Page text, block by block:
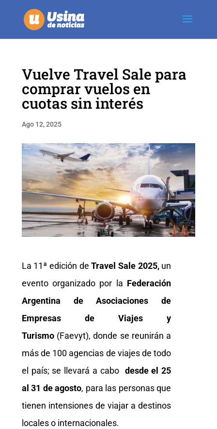
Vuelve Travel Sale para
comprar vuelos en
cuotas sin interés
Ago 12, 2025
La 11ª edición deTravel Sale 2025,un
evento organizado por la Federación
Argentina de Asociaciones de
Empresas de Viajes y
Turismo(Faevyt), donde se reunirán a
más de 100 agencias de viajes de todo
el país; se llevará a cabo desde el 25
al 31 de agosto, para las personas que
tienen intensiones de viajar a destinos
locales o internacionales.